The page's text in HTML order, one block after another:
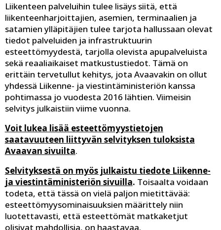
Liikenteen palveluihin tulee lisäys siitä, että
liikenteenharjoittajien, asemien, terminaalien ja
satamien ylläpitäjien tulee tarjota hallussaan olevat
tiedot palveluiden ja infrastruktuurin
esteettömyydestä, tarjolla olevista apupalveluista
sekä reaaliaikaiset matkustustiedot. Tämä on
erittäin tervetullut kehitys, jota Avaavakin on ollut
yhdessä Liikenne- ja viestintäministeriön kanssa
pohtimassa jo vuodesta 2016 lähtien. Viimeisin
selvitys julkaistiin viime vuonna.
Voit lukea lisää esteettömyystietojen
saatavuuteen liittyvän selvityksen tuloksista
Avaavan sivuilta.
Selvityksestä on myös julkaistu tiedote Liikenne-
ja viestintäministeriön sivuilla. Toisaalta voidaan
todeta, että tässä on vielä paljon mietittävää:
esteettömyysominaisuuksien määrittely niin
luotettavasti, että esteettömät matkaketjut
olisivat mahdollisia, on haastavaa.